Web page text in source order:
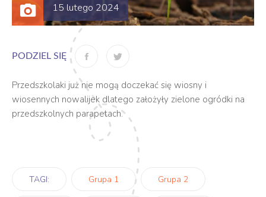
15 lutego 2024
PODZIEL SIĘ
Przedszkolaki już nie mogą doczekać się wiosny i
wiosennych nowalijek dlatego założyły zielone ogródki na
przedszkolnych parapetach.
TAGI: Grupa 1 Grupa 2